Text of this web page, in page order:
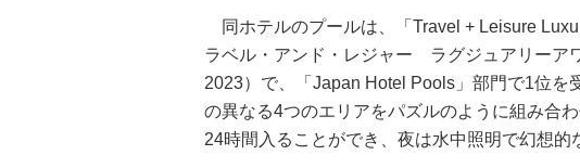
同ホテルのプールは、「Travel + Leisure
ラベル・アンド・レジャー ラグジュアリーア
2023）で、「Japan Hotel Pools」部門で1位を
の異なる4つのエリアをパズルのように組み合
24時間入ることができ、夜は水中照明で幻想的